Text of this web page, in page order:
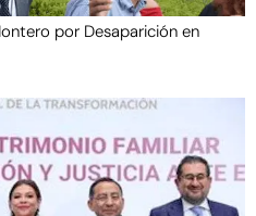
por Desaparición en